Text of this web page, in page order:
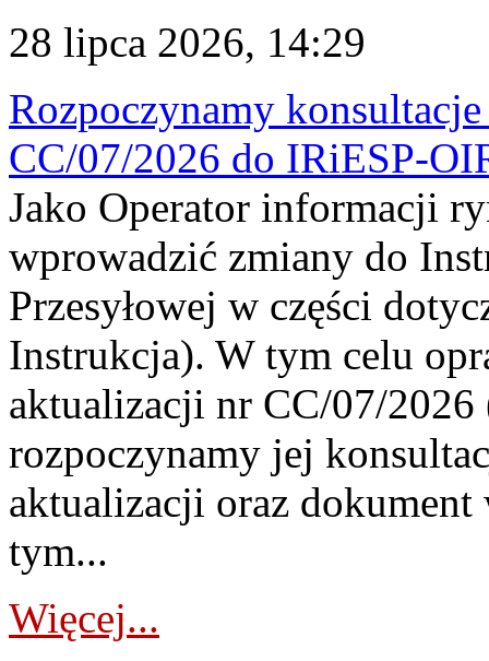
28 lipca 2026, 14:29
Rozpoczynamy
CC/07/2026 do IRiESP-
Jako Operator informacji
wprowadzić zmiany do
Przesyłowej w części
Instrukcja). W tym celu
aktualizacji nr CC/07/
rozpoczynamy jej
aktualizacji oraz
tym...
Więcej...